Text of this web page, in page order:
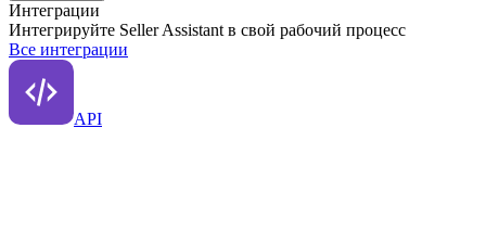
Интеграции
Интегрируйте Seller Assistant в свой рабочий процесс
Все интеграции
API